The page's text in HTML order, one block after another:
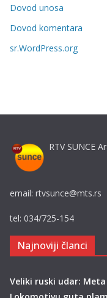
r
i
e
Dovod unosa
Dovod komentara
sr.WordPress.org
RTV SUNCE
email: rtvsunce@mts.rs
tel: 034/725-154
Najnoviji članci
Veliki ruski udar: